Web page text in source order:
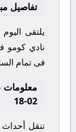
تفاصيل
نادي كومو
فى تمام الساعه 22:45
02-18
تنقل أحداث